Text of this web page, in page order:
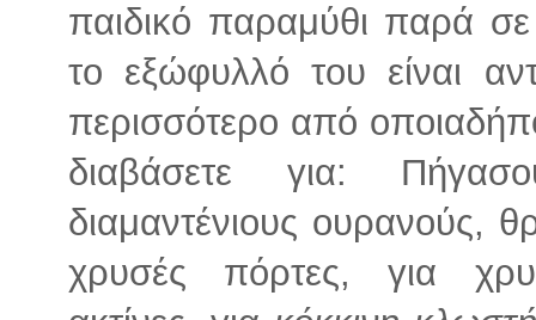
παιδικό παραμύθι παρά
το εξώφυλλό του είναι
περισσότερο από
διαβάσετε για:
διαμαντένιους ουρανούς,
χρυσές πόρτες, για